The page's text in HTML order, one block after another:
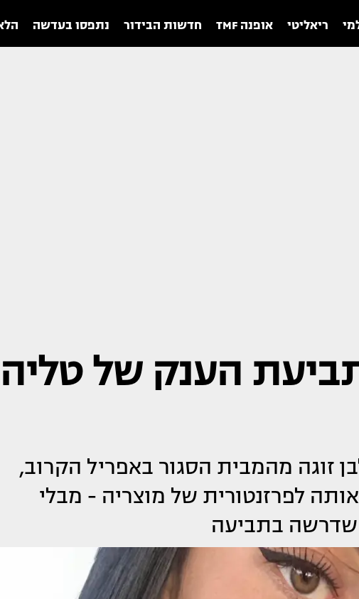
ריאליטי אופנה TMF חדשות הבידור נתפסו בעדשה
הענק של טליה
זוגה מהמבית הסגור באפריל הקרוב,
לפרזנטורית של מוצריה - מבלי
שדרשה בתביעה